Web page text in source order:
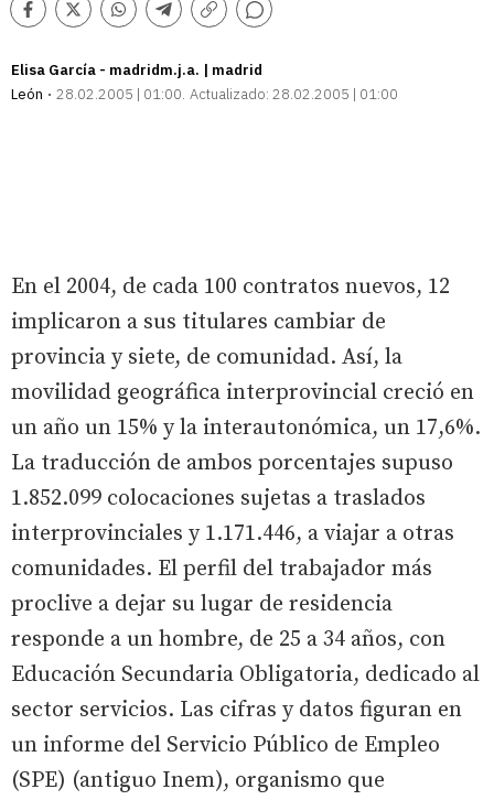
Facebook
TwitterWhatsappTelegram
Copiar
Comentarios
Elisa García - madridm.j.a. | madrid
León
28.02.2005 | 01:00 Actualizado: 28.02.2005 | 01:00
En el 2004, de cada 100 contratos nuevos, 12
implicaron a sus titulares cambiar de
provincia y siete, de comunidad. Así, la
movilidad geográfica interprovincial creció en
un año un 15% y la interautonómica, un 17,6%.
La traducción de ambos porcentajes supuso
1.852.099 colocaciones sujetas a traslados
interprovinciales y 1.171.446, a viajar a otras
comunidades. El perfil del trabajador más
proclive a dejar su lugar de residencia
responde a un hombre, de 25 a 34 años, con
Educación Secundaria Obligatoria, dedicado al
sector servicios. Las cifras y datos figuran en
un informe del Servicio Público de Empleo
(SPE) (antiguo Inem), organismo que